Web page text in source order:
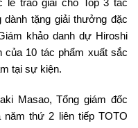
lễ trao giải cho Top 3 tác
tặng giải thưởng đặc
khảo danh dự Hiroshi
10 tác phẩm xuất sắc
tại sự kiện.
Masao, Tổng giám đốc
thứ 2 liên tiếp TOTO